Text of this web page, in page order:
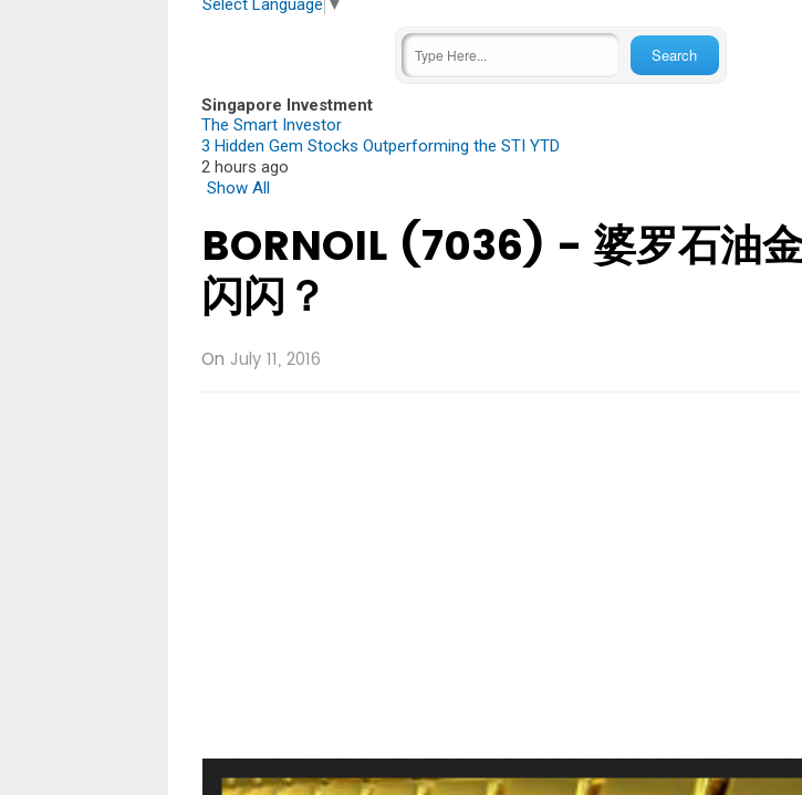
Singapore Investment
The Smart Investor
3 Hidden Gem Stocks Outperforming the STI YTD
2 hours ago
Show All
BORNOIL (7036) - 婆罗石油
闪闪？
On July 11, 2016